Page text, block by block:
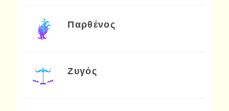
Παρθένος
Ζυγός